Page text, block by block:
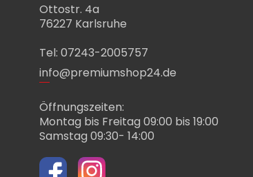
Ottostr. 4a
76227 Karlsruhe
Tel: 07243-2005757
info@premiumshop24.de
Öffnungszeiten:
Montag bis Freitag 09:00 bis 19:00
Samstag 09:30- 14:00